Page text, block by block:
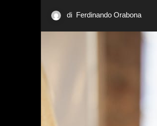
di Ferdinando Orabona